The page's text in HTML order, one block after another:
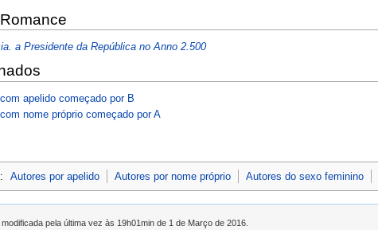
a Presidente da República no Anno 2.500
apelido começado por B
nome próprio começado por A
: Autores por apelido Autores por nome próprio Autores do sexo feminino
modificada pela última vez às 19h01min de 1 de Março de 2016.